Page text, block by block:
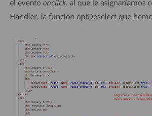
el evento onclick, al que le asignaríamos
Handler, la función optDeselect que